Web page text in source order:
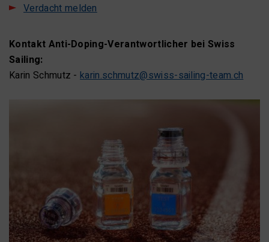
Verdacht melden
Kontakt Anti-Doping-Verantwortlicher bei Swiss
Sailing:
Karin Schmutz -karin.schmutz@swiss-sailing-team.ch